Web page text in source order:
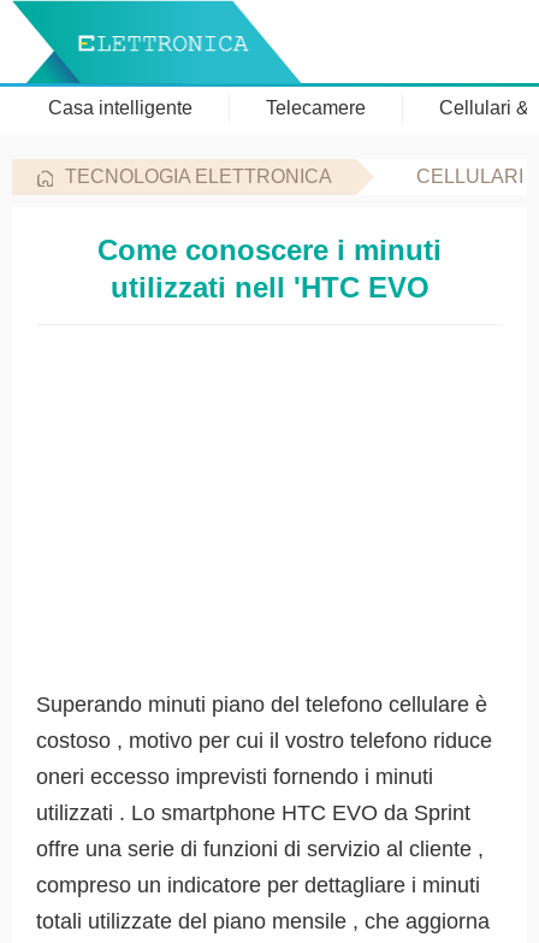
Casa intelligente Telecamere Cellulari &
TECNOLOGIA ELETTRONICA CELLULARI
Come conoscere i minuti
utilizzati nell 'HTC EVO
Superando minuti piano del telefono cellulare è
costoso , motivo per cui il vostro telefono riduce
oneri eccesso imprevisti fornendo i minuti
utilizzati . Lo smartphone HTC EVO da Sprint
offre una serie di funzioni di servizio al cliente ,
compreso un indicatore per dettagliare i minuti
totali utilizzate del piano mensile , che aggiorna